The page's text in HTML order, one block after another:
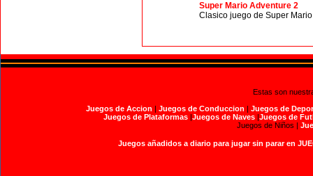
Super Mario Adventure 2
Clasico juego de Super
Estas son
Juegos de Accion | Juegos de Conduccion | Juegos de
Juegos de Plataformas|Juegos de Naves|Juegos de
Juegos de Niños |
Juegos añadidos a diario para jugar sin parar en